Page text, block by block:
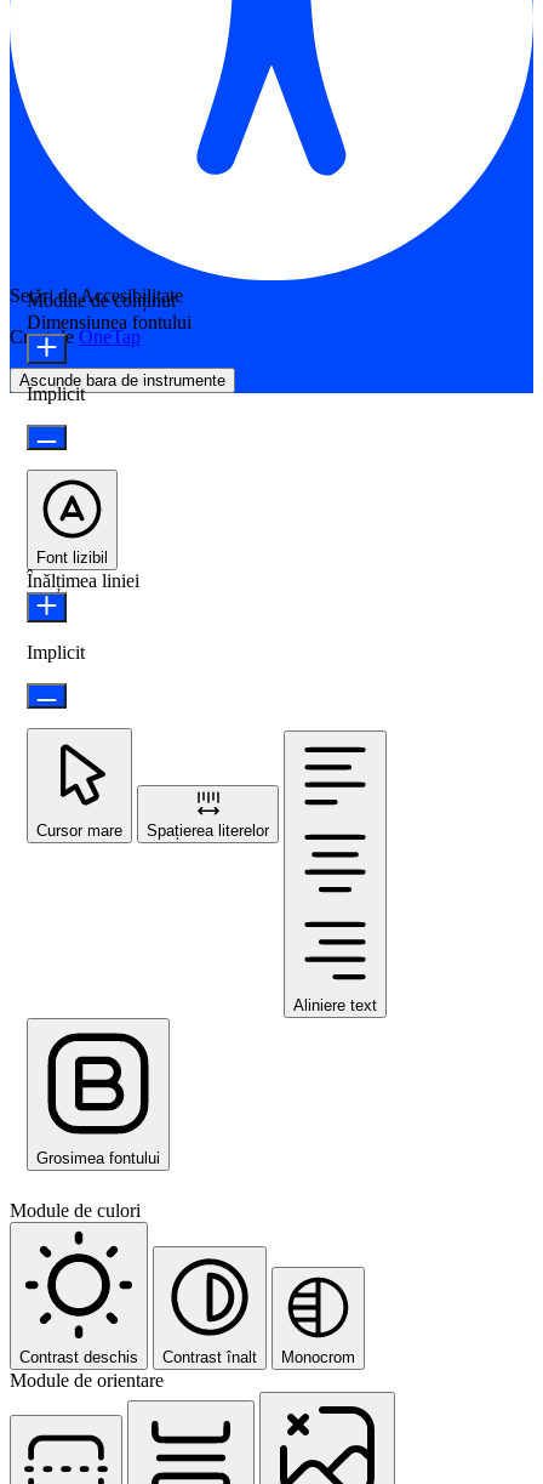
Setări de Accesibilitate
Creat de OneTap
Ascunde bara de instrumente
Module de conținut
Dimensiunea fontului
Implicit
Font lizibil
Înălțimea liniei
Implicit
Cursor mare Spațierea literelor
Aliniere text
Grosimea fontului
Module de culori
Contrast deschis Contrast înalt Monocrom
Module de orientare